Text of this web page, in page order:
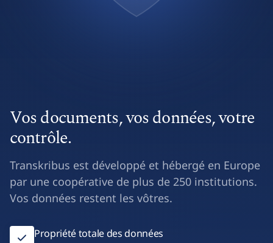
Vos documents, vos données, votre
contrôle.
Transkribus est développé et hébergé en Europe
par une coopérative de plus de 250 institutions.
Vos données restent les vôtres.
Propriété totale des données